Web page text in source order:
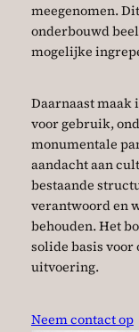
meegenomen.
onderbouwd
mogelijke
Daarnaast maak
voor gebruik,
monumentale
aandacht aan
bestaande
verantwoord en
behouden. Het
solide basis
uitvoering.
Neem contact op